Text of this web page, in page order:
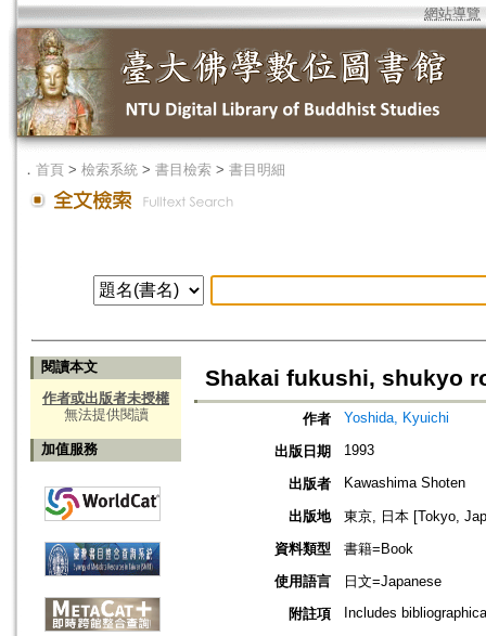
網站導覽
． 首頁 > 檢索系統 > 書目檢索 > 書目明細
閱讀本文
作者或出版者未授權
無法提供閱讀
加值服務
Shakai fukushi, shukyo
作者 Yoshida, Kyuichi
出版日期 1993
出版者 Kawashima Shoten
出版地
東京, 日本 [Tokyo,
資料類型
書籍=Book
使用語言
日文=Japanese
附註項
Includes